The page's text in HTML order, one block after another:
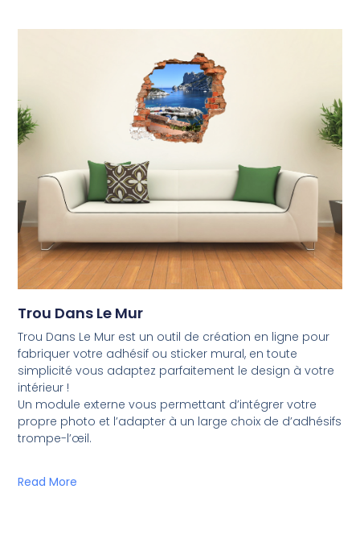
Trou Dans Le Mur
Trou Dans Le Mur est un outil de création en ligne pour
fabriquer votre adhésif ou sticker mural, en toute
simplicité vous adaptez parfaitement le design à votre
intérieur !
Un module externe vous permettant d’intégrer votre
propre photo et l’adapter à un large choix de d’adhésifs
trompe-l’œil.
Read More